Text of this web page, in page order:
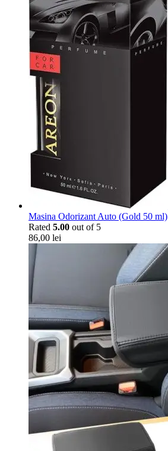
Masina Odorizant Auto (Gold 50 ml)
Rated 5.00 out of 5
86,00 lei